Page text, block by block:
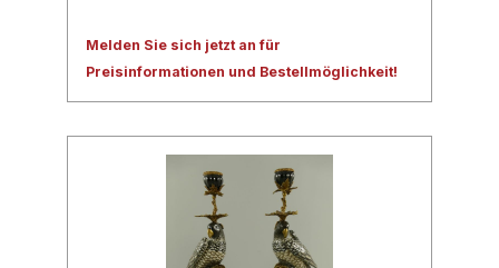
Melden Sie sich jetzt an für
Preisinformationen und Bestellmöglichkeit!